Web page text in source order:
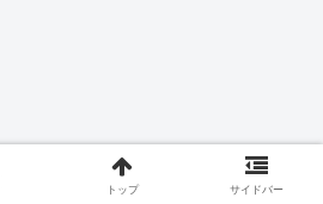
トップ サイドバー